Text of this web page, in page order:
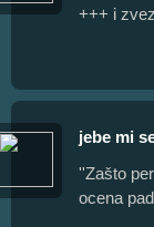
+++ i
jebe mi
''Zašto
ocena